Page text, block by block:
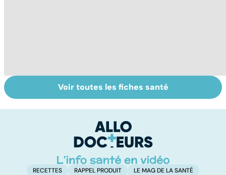
Virus du Nil
occidental : ce
Le paludisme, un
fléau planétaire
Voir toutes les fiches santé
RECETTES RAPPEL PRODUIT LE MAG DE LA SANTÉ